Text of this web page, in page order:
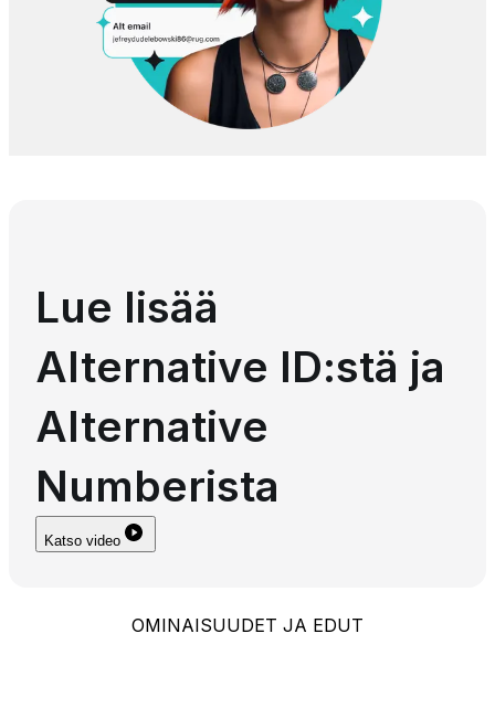
Lue lisää
Alternative ID:stä ja
Alternative
Numberista
Katso video
OMINAISUUDET JA EDUT